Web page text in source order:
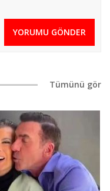
YORUMU GÖNDER